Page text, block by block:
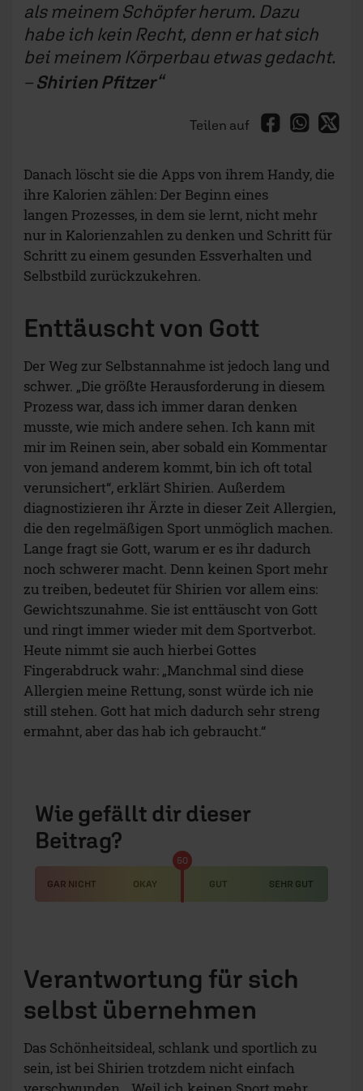
als meinem Schöpfer herum. Dazu
habe ich kein Recht, denn er hat sich
bei meinem Körperbau etwas gedacht.
–Shirien Pfitzer
Teilen auf
Danach löscht sie die Apps von ihrem Handy, die
ihre Kalorien zählen: Der Beginn eines
langen Prozesses, in dem sie lernt, nicht mehr
nur in Kalorienzahlen zu denken und Schritt für
Schritt zu einem gesunden Essverhalten und
Selbstbild zurückzukehren.
Enttäuscht von Gott
Der Weg zur Selbstannahme ist jedoch lang und
schwer. „Die größte Herausforderung in diesem
Prozess war, dass ich immer daran denken
musste, wie mich andere sehen. Ich kann mit
mir im Reinen sein, aber sobald ein Kommentar
von jemand anderem kommt, bin ich oft total
verunsichert“, erklärt Shirien. Außerdem
diagnostizieren ihr Ärzte in dieser Zeit Allergien,
die den regelmäßigen Sport unmöglich machen.
Lange fragt sie Gott, warum er es ihr dadurch
noch schwerer macht. Denn keinen Sport mehr
zu treiben, bedeutet für Shirien vor allem eins:
Gewichtszunahme. Sie ist enttäuscht von Gott
und ringt immer wieder mit dem Sportverbot.
Heute nimmt sie auch hierbei Gottes
Fingerabdruck wahr: „Manchmal sind diese
Allergien meine Rettung, sonst würde ich nie
still stehen. Gott hat mich dadurch sehr streng
ermahnt, aber das hab ich gebraucht.“
Wie gefällt dir dieser
Beitrag?
GAR NICHT OKAY GUT SEHR GUT
50
Verantwortung für sich
selbst übernehmen
Das Schönheitsideal, schlank und sportlich zu
sein, ist bei Shirien trotzdem nicht einfach